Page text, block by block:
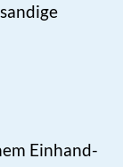
Einhand-